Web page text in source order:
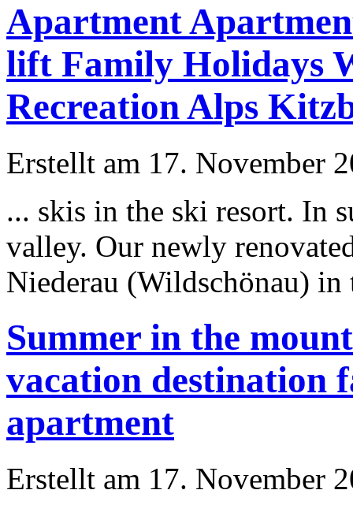
Apartment
lift Family Holidays
Recreation Alps
Erstellt am 17. November
... skis in the ski resort. In
valley. Our newly
Niederau (Wildschönau)
Summer in the
vacation destination
apartment
Erstellt am 17. November